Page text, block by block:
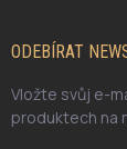
ODEBÍRAT
Vložte svůj e-
produktech na